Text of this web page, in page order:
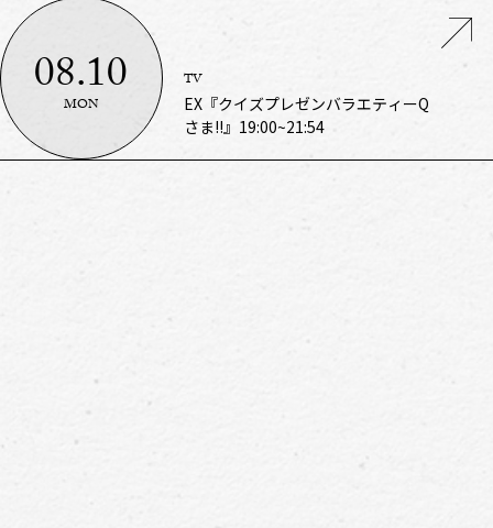
08.10
MON
TV
EX『クイズプレゼンバラエティーQ
さま!!』19:00~21:54
08.16
SUN